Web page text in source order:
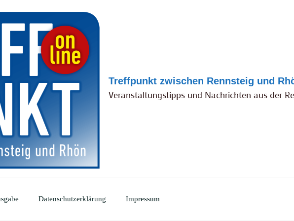
Treffpunkt zwischen Rennsteig und
Veranstaltungstipps und Nachrichten aus der
Datenschutzerklärung Impressum